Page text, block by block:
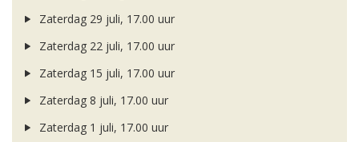
Zaterdag 29 juli, 17.00 uur
Zaterdag 22 juli, 17.00 uur
Zaterdag 15 juli, 17.00 uur
Zaterdag 8 juli, 17.00 uur
Zaterdag 1 juli, 17.00 uur